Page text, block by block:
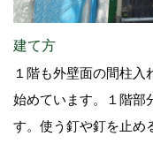
建て方
１階も外壁面の間柱
始めています。１階部
す。使う釘や釘を止め